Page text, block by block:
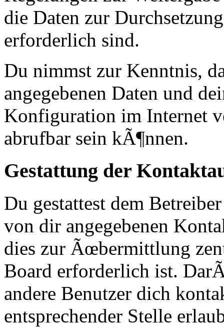
die Daten zur
erforderlich sind.
Du nimmst zur Kenntnis,
angegebenen Daten und
Konfiguration im Internet
abrufbar sein kÃ¶nnen.
Gestattung der
Du gestattest dem
von dir angegebenen
dies zur Ãœbermittlung
Board erforderlich ist.
andere Benutzer dich
entsprechender Stelle